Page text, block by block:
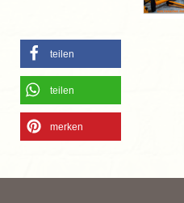
teilen
teilen
merken